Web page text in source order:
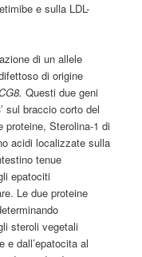
e sulla LDL-
di un allele
di origine
Questi due geni
sul braccio corto del
proteine, Sterolina-1 di
acidi localizzate sulla
tenue
epatociti
Le due proteine
steroli vegetali
e dall’epatocita al